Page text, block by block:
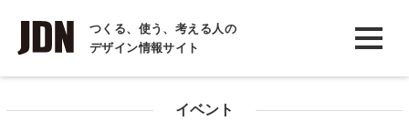
つくる、使う、考える人の
デザイン情報サイト
INTERVIEW
インタビュー
イベント